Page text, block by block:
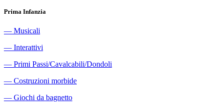
Prima Infanzia
― Musicali
― Interattivi
― Primi Passi/Cavalcabili/Dondoli
― Costruzioni morbide
― Giochi da bagnetto